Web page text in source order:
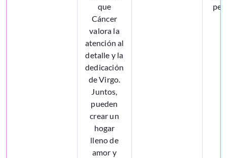
que
Cáncer
valora la
atención al
detalle y la
dedicación
de Virgo.
Juntos,
pueden
crear un
hogar
lleno de
amor y